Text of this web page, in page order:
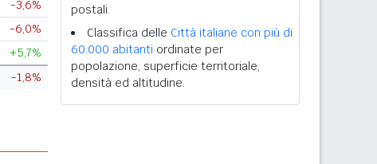
-3,6%
-6,0%
+5,7%
-1,8%
postali.
Classifica delle Città italiane con più di
60.000 abitanti ordinate per
popolazione, superficie territoriale,
densità ed altitudine.